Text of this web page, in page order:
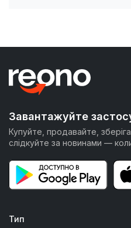
Завантажуйте
Купуйте, продавайте,
слідкуйте за новинами —
Тип